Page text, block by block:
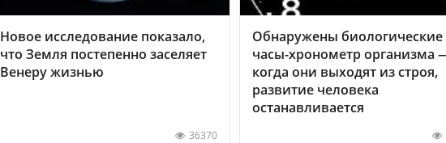
Новое исследование показало,
что Земля постепенно заселяет
Венеру жизнью
36370
Обнаружены биологические
часы-хронометр организма
когда они выходят из строя,
развитие человека
останавливается